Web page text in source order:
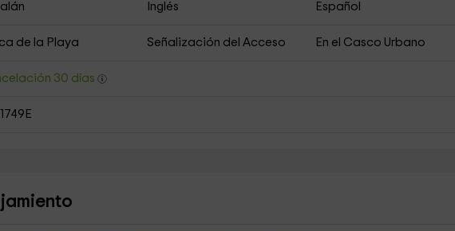
Inglés Español
de la Playa Señalización del Acceso En el Casco Urbano
30 días